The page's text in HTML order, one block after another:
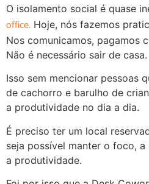
O isolamento social é quase
office. Hoje, nós fazemos
Nos comunicamos, pagamos
Não é necessário sair de casa.
Isso sem mencionar pessoas
de cachorro e barulho de
a produtividade no dia a dia.
É preciso ter um local
seja possível manter o foco,
a produtividade.